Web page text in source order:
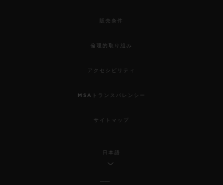
販売条件
倫理的取り組み
アクセシビリティ
MSAトランスパレンシー
サイトマップ
日本語